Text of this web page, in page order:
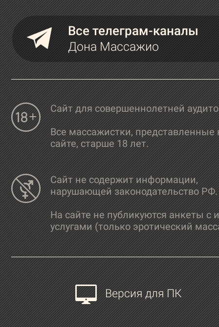
Все телеграм-каналы
Дона Массажио
Сайт для совершеннолетней
Все массажистки, представленные
сайте, старше 18 лет.
Сайт не содержит информации,
нарушающей законодательство РФ.
На сайте не публикуются анкеты с
услугами (только эротический
Версия для ПК